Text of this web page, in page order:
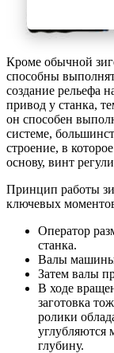
Кроме обычной
способны
создание рельефа
привод у станка,
он способен
системе,
строение, в
основу, винт
Принцип работы
ключевых
Оператор
станка.
Валы машины
Затем валы
В ходе
заготовка
ролики
углубляются
глубину.